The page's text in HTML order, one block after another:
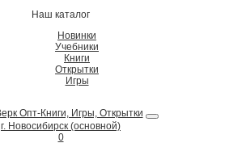
Наш каталог
Новинки
Учебники
Книги
Открытки
Игры
г. Новосибирск (основной)
0